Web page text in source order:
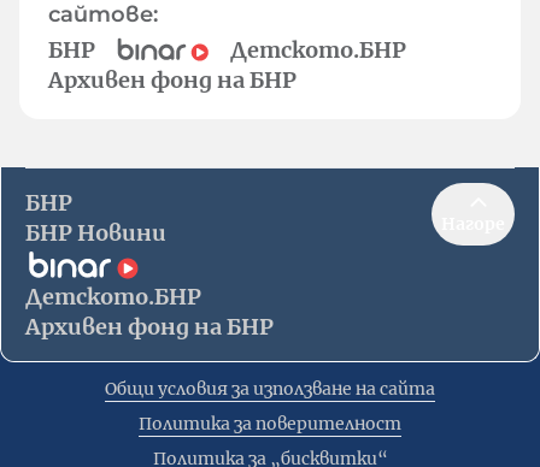
сайтове:
БНР
Детското.БНР
Архивен фонд на БНР
БНР
БНР Новини
Детското.БНР
Архивен фонд на БНР
Общи условия за използване на сайта
Политика за поверителност
Политика за „бисквитки“